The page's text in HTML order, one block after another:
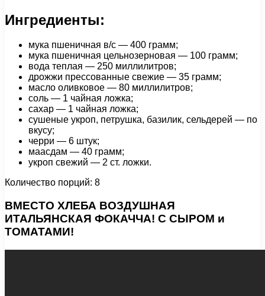
Ингредиенты:
мука пшеничная в/с — 400 грамм;
мука пшеничная цельнозерновая — 100 грамм;
вода теплая — 250 миллилитров;
дрожжи прессованные свежие — 35 грамм;
масло оливковое — 80 миллилитров;
соль — 1 чайная ложка;
сахар — 1 чайная ложка;
сушеные укроп, петрушка, базилик, сельдерей — по
вкусу;
черри — 6 штук;
маасдам — 40 грамм;
укроп свежий — 2 ст. ложки.
Количество порций: 8
ВМЕСТО ХЛЕБА ВОЗДУШНАЯ
ИТАЛЬЯНСКАЯ ФОКАЧЧА! С СЫРОМ и
ТОМАТАМИ!